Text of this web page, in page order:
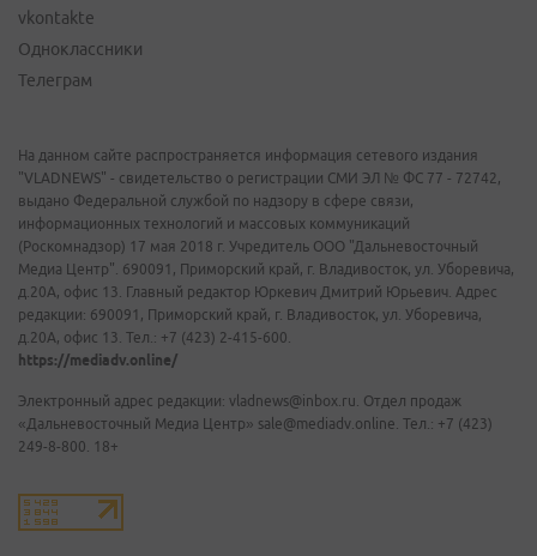
vkontakte
Одноклассники
Телеграм
На данном сайте распространяется информация сетевого издания
"VLADNEWS" - свидетельство о регистрации СМИ ЭЛ № ФС 77 - 72742,
выдано Федеральной службой по надзору в сфере связи,
информационных технологий и массовых коммуникаций
(Роскомнадзор) 17 мая 2018 г. Учредитель ООО "Дальневосточный
Медиа Центр". 690091, Приморский край, г. Владивосток, ул. Уборевича,
д.20А, офис 13. Главный редактор Юркевич Дмитрий Юрьевич. Адрес
редакции: 690091, Приморский край, г. Владивосток, ул. Уборевича,
д.20А, офис 13. Тел.: +7 (423) 2-415-600.
https://mediadv.online/
Электронный адрес редакции: vladnews@inbox.ru. Отдел продаж
«Дальневосточный Медиа Центр» sale@mediadv.online. Тел.: +7 (423)
249-8-800. 18+